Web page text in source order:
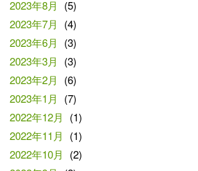
2023年8月
(5)
2023年7月
(4)
2023年6月
(3)
2023年3月
(3)
2023年2月
(6)
2023年1月
(7)
2022年12月
(1)
2022年11月
(1)
2022年10月
(2)